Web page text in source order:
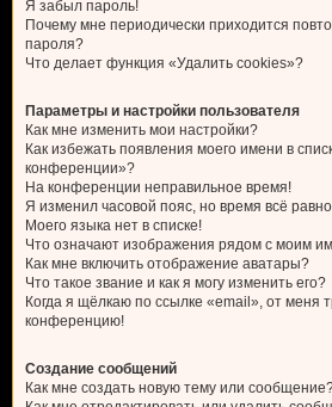
Я забыл пароль!
Почему мне периодически приходится
пароля?
Что делает функция «Удалить cookies»?
Параметры и настройки пользователя
Как мне изменить мои настройки?
Как избежать появления моего имени в
конференции»?
На конференции неправильное время!
Я изменил часовой пояс, но время всё
Моего языка нет в списке!
Что означают изображения рядом с моим
Как мне включить отображение аватары?
Что такое звание и как я могу изменить его?
Когда я щёлкаю по ссылке «email», от меня
конференцию!
Создание сообщений
Как мне создать новую тему или